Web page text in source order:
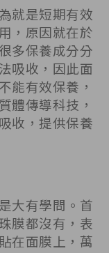
就是短期有效
，原因就在於
多保養成分分
吸收，因此面
能有效保養，
體傳導科技，
收，提供保養
大有學問。首
膜都沒有，表
在面膜上，萬